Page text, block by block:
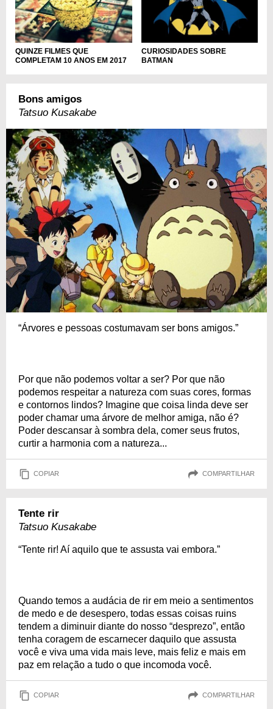
QUINZE FILMES QUE
COMPLETAM 10 ANOS EM 2017
CURIOSIDADES SOBRE
BATMAN
Bons amigos
Tatsuo Kusakabe
“Árvores e pessoas costumavam ser bons amigos.”
Por que não podemos voltar a ser? Por que não
podemos respeitar a natureza com suas cores, formas
e contornos lindos? Imagine que coisa linda deve ser
poder chamar uma árvore de melhor amiga, não é?
Poder descansar à sombra dela, comer seus frutos,
curtir a harmonia com a natureza...
COPIAR COMPARTILHAR
Tente rir
Tatsuo Kusakabe
“Tente rir! Aí aquilo que te assusta vai embora.”
Quando temos a audácia de rir em meio a sentimentos
de medo e de desespero, todas essas coisas ruins
tendem a diminuir diante do nosso “desprezo”, então
tenha coragem de escarnecer daquilo que assusta
você e viva uma vida mais leve, mais feliz e mais em
paz em relação a tudo o que incomoda você.
COPIAR COMPARTILHAR